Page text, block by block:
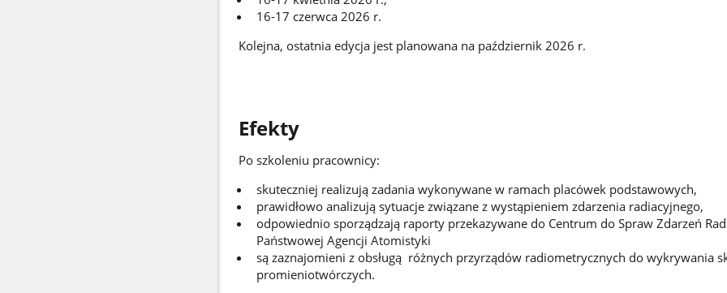
16-17 czerwca 2026 r.
Kolejna, ostatnia edycja jest planowana na październik 2026 r.
Efekty
Po szkoleniu pracownicy:
skuteczniej realizują zadania wykonywane w ramach placówek podstawowych,
prawidłowo analizują sytuacje związane z wystąpieniem zdarzenia radiacyjnego,
odpowiednio sporządzają raporty przekazywane do Centrum do Spraw Zdarzeń
Państwowej Agencji Atomistyki
są zaznajomieni z obsługą różnych przyrządów radiometrycznych do wykrywania
promieniotwórczych.